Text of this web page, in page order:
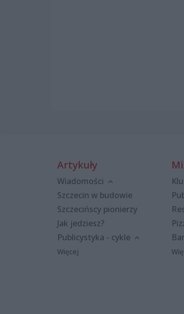
Artykuły
Wiadomości
Szczecin w budowie
Szczecińscy pionierzy
Jak jedziesz?
Publicystyka - cykle
Więcej